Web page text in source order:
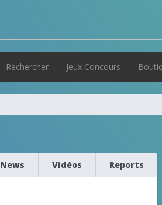
Rechercher Jeux Concours
News Vidéos Reports